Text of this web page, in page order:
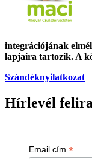
integrációjának
lapjaira tartozik. A
Szándéknyilatkozat
Hírlevél
Email cím *